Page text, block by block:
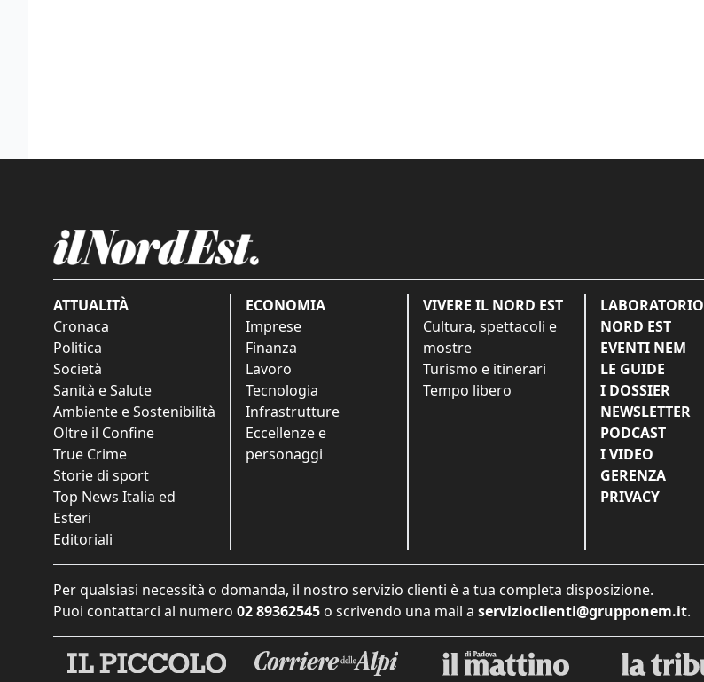
ATTUALITÀ
Cronaca
Politica
Società
Sanità e Salute
Ambiente e Sostenibilità
Oltre il Confine
True Crime
Storie di sport
Top News Italia ed
Esteri
Editoriali
ECONOMIA
Imprese
Finanza
Lavoro
Tecnologia
Infrastrutture
Eccellenze e
personaggi
VIVERE IL NORD EST
Cultura, spettacoli e
mostre
Turismo e itinerari
Tempo libero
LABORATORIO
NORD EST
EVENTI NEM
LE GUIDE
I DOSSIER
NEWSLETTER
PODCAST
I VIDEO
GERENZA
PRIVACY
Per qualsiasi necessità o domanda, il nostro servizio clienti è a tua completa disposizione.
Puoi contattarci al numero 02 89362545 o scrivendo una mail a servizioclienti@grupponem.it.